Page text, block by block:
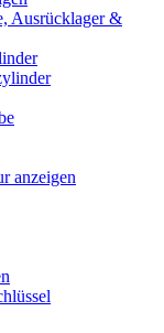
Ausrücklager &
anzeigen